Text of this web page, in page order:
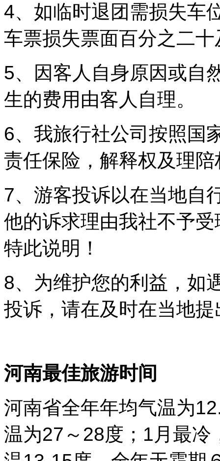
4、如临时退团需损失车
车票损失票面百分之二
5、因客人自身原因或自
生的费用由客人自理。
6、我旅行社公司按照国
责任保险，解释权及理
7、游客投诉以在当地自
他的诉求理由我社不予
特此说明！
8、为维护您的利益，如
投诉，请在及时在当地
河南最佳旅游时间
河南省全年年均气温为
温为27～28度；1月最冷